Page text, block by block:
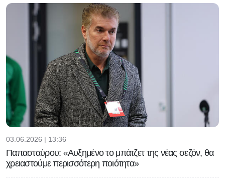
03.06.2026 | 13:36
Παπασταύρου: «Αυξημένο το μπάτζετ της νέας σεζόν, θα
χρειαστούμε περισσότερη ποιότητα»